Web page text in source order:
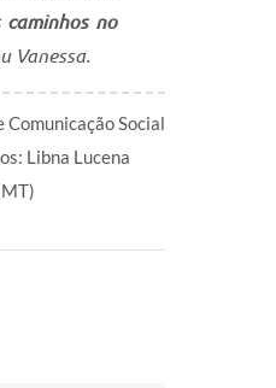
no
Vanessa.
Comunicação Social
Libna Lucena